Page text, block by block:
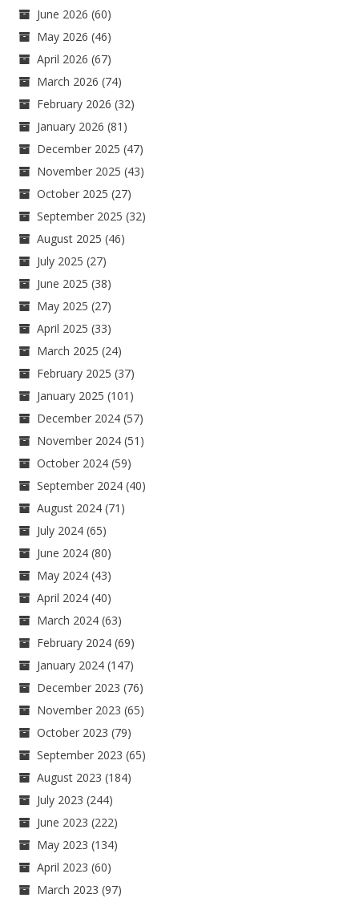
June 2026 (60)
May 2026 (46)
April 2026 (67)
March 2026 (74)
February 2026 (32)
January 2026 (81)
December 2025 (47)
November 2025 (43)
October 2025 (27)
September 2025 (32)
August 2025 (46)
July 2025 (27)
June 2025 (38)
May 2025 (27)
April 2025 (33)
March 2025 (24)
February 2025 (37)
January 2025 (101)
December 2024 (57)
November 2024 (51)
October 2024 (59)
September 2024 (40)
August 2024 (71)
July 2024 (65)
June 2024 (80)
May 2024 (43)
April 2024 (40)
March 2024 (63)
February 2024 (69)
January 2024 (147)
December 2023 (76)
November 2023 (65)
October 2023 (79)
September 2023 (65)
August 2023 (184)
July 2023 (244)
June 2023 (222)
May 2023 (134)
April 2023 (60)
March 2023 (97)